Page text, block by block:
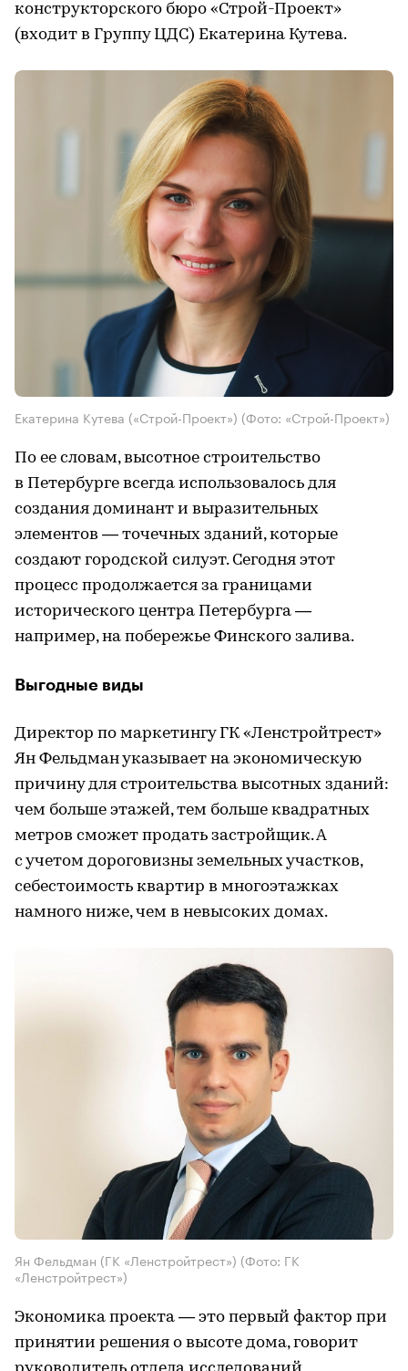
конструкторского бюро «Строй-Проект»
(входит в Группу ЦДС) Екатерина Кутева.
Екатерина Кутева («Строй-Проект») (Фото: «Строй-Проект»)
По ее словам, высотное строительство
в Петербурге всегда использовалось для
создания доминант и выразительных
элементов — точечных зданий, которые
создают городской силуэт. Сегодня этот
процесс продолжается за границами
исторического центра Петербурга —
например, на побережье Финского залива.
Выгодные виды
Директор по маркетингу ГК «Ленстройтрест»
Ян Фельдман указывает на экономическую
причину для строительства высотных зданий:
чем больше этажей, тем больше квадратных
метров сможет продать застройщик. А
с учетом дороговизны земельных участков,
себестоимость квартир в многоэтажках
намного ниже, чем в невысоких домах.
Ян Фельдман (ГК «Ленстройтрест») (Фото: ГК
«Ленстройтрест»)
Экономика проекта — это первый фактор при
принятии решения о высоте дома, говорит